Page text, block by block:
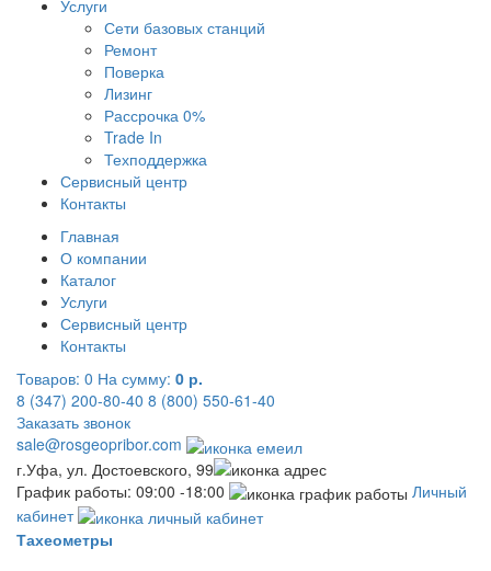
Услуги
Сети базовых станций
Ремонт
Поверка
Лизинг
Рассрочка 0%
Trade In
Техподдержка
Сервисный центр
Контакты
Главная
О компании
Каталог
Услуги
Сервисный центр
Контакты
Товаров: 0 На сумму: 0 р.
8 (347) 200-80-40 8 (800) 550-61-40
Заказать звонок
sale@rosgeopribor.com
г.Уфа, ул. Достоевского, 99
График работы: 09:00 -18:00
Личный
кабинет
Тахеометры